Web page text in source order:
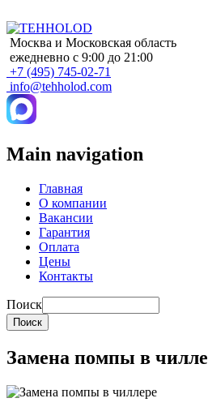
Москва и Московская область
ежедневно с 9:00 до 21:00
+7 (495) 745-02-71
info@tehholod.com
Main navigation
Главная
О компании
Вакансии
Гарантия
Оплата
Цены
Контакты
Поиск
Замена помпы в